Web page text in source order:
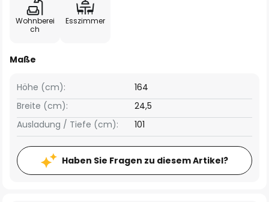
Wohnberei
ch
Esszimmer
Maße
Breite (cm): 24,5
Höhe (cm): 164
Ausladung / Tiefe (cm): 101
Haben Sie Fragen zu diesem Artikel?